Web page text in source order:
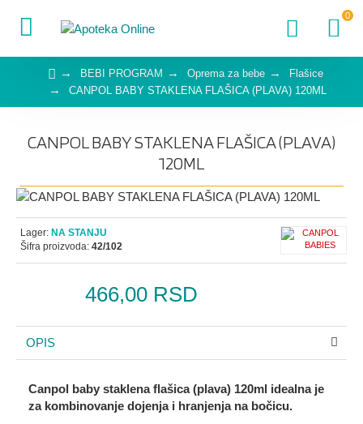
0
BEBI PROGRAM Oprema za bebe
Flašice
CANPOL BABY STAKLENA FLAŠICA (PLAVA) 120ML
CANPOL BABY STAKLENA FLAŠICA (PLAVA)
120ML
466,00 RSD
Lager: NA STANJU
Šifra proizvoda: 42/102
OPIS
Canpol baby staklena flašica (plava) 120ml idealna je
za kombinovanje dojenja i hranjenja na bočicu.